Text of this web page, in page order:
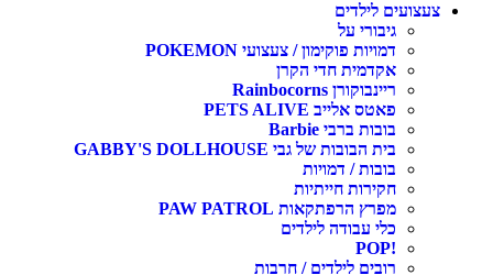
צעצועים לילדים
גיבורי על
דמויות פוקימון / צעצועי POKEMON
אקדמית חדי הקרן
ריינבוקורן Rainbocorns
פאטס אלייב PETS ALIVE
בובות ברבי Barbie
בית הבובות של גבי GABBY'S DOLLHOUSE
בובות / דמויות
חקירות חייתיות
מפרץ הרפתקאות PAW PATROL
כלי עבודה לילדים
!POP
רובים לילדים / חרבות